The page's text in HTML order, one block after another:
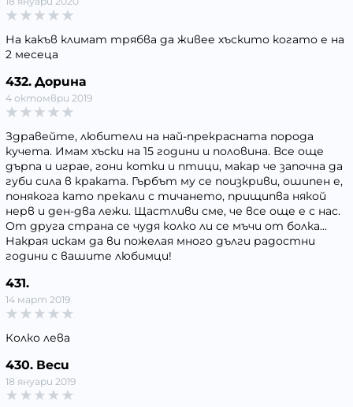
На какъв климат трябва да живее хъскито когато е на
2 месеца
432. Дорина
4 октомври 2019
Здравейте, любители на най-прекрасната порода
кучета. Имам хъски на 15 години и половина. Все още
дърпа и играе, гони котки и птици, макар че започна да
губи сила в краката. Гърбът му се поизкриви, ошипен е,
понякога като прекали с тичането, прищипва някой
нерв и ден-два лежи. Щастливи сме, че все още е с нас.
От друга страна се чудя колко ли се мъчи от болка...
Накрая искам да ви пожелая много дълги радостни
години с вашите любимци!
431.
14 март 2019
Колко лева
430. Веси
18 януари 2019